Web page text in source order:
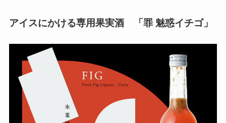
アイスにかける専用果実酒 「罪 魅惑イチゴ」